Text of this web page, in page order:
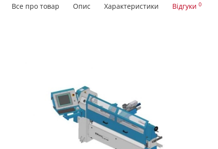
Все про товар Опис Характеристики Відгуки 0